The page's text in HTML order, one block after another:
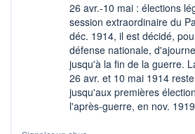
26 avr.-10 mai : élections
session extraordinaire du
déc. 1914, il est décidé,
défense nationale,
jusqu'à la fin de la guerre.
26 avr. et 10 mai 1914
jusqu'aux premières
l'après-guerre, en nov.